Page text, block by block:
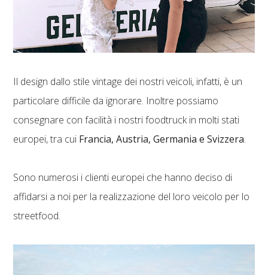
Il design dallo stile vintage dei nostri veicoli, infatti, è un
particolare difficile da ignorare. Inoltre possiamo
consegnare con facilità i nostri foodtruck in molti stati
europei, tra cui Francia, Austria, Germania e Svizzera.
Sono numerosi i clienti europei che hanno deciso di
affidarsi a noi per la realizzazione del loro veicolo per lo
streetfood.